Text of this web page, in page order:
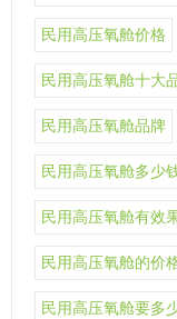
民用高压氧舱价格
民用高压氧舱十大
民用高压氧舱品牌
民用高压氧舱多少
民用高压氧舱有效
民用高压氧舱的价
民用高压氧舱要多